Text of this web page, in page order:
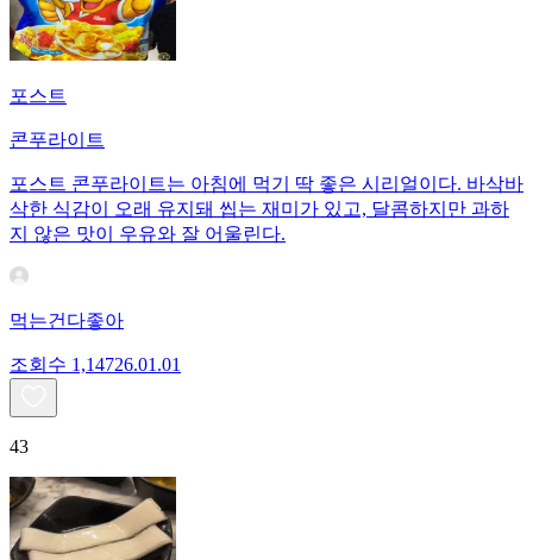
포스트
콘푸라이트
포스트 콘푸라이트는 아침에 먹기 딱 좋은 시리얼이다. 바삭바
삭한 식감이 오래 유지돼 씹는 재미가 있고, 달콤하지만 과하
지 않은 맛이 우유와 잘 어울린다.
먹는건다좋아
조회수 1,14726.01.01
43